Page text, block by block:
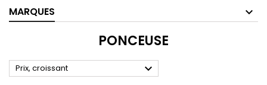
MARQUES
PONCEUSE
Prix, croissant 